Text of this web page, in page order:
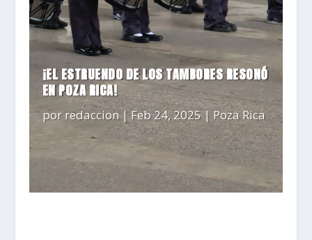
¡EL ESTRUENDO DE LOS TAMBORES RESONÓ
EN POZA RICA!
porredaccion|Feb 24, 2025|Poza Rica